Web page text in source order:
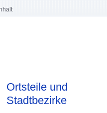
Ortsteile und
Stadtbezirke